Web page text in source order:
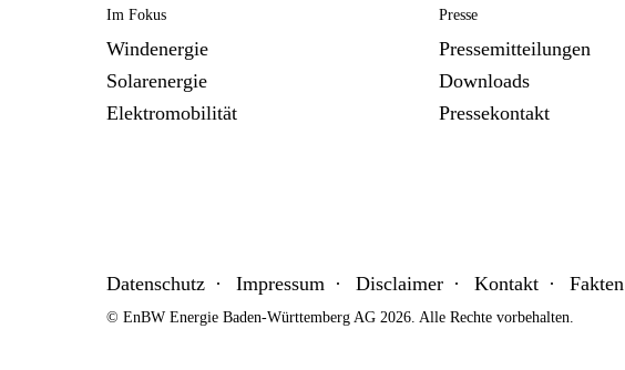
Im Fokus
Windenergie
Solarenergie
Elektromobilität
Presse
Pressemitteilungen
Downloads
Pressekontakt
Datenschutz Impressum Disclaimer Kontakt Fakten
© EnBW Energie Baden-Württemberg AG 2026. Alle Rechte vorbehalten.